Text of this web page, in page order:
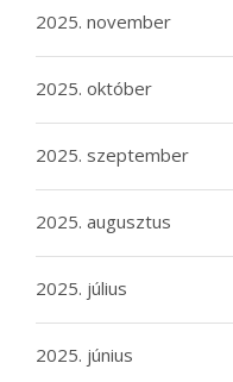
2025. november
2025. október
2025. szeptember
2025. augusztus
2025. július
2025. június